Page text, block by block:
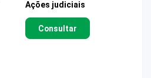
Ações judiciais
Consultar